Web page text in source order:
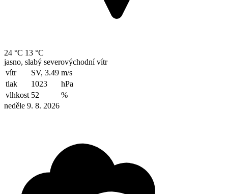
24 °C 13 °C
jasno, slabý severovýchodní vítr
vítr
SV, 3.49 m/s
tlak
1023
hPa
vlhkost 52
%
neděle 9. 8. 2026